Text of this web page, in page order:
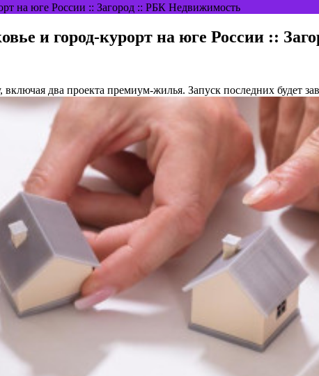
на юге России :: Загород :: РБК Недвижимость
и город-курорт на юге России ::
два проекта премиум-жилья. Запуск последних будет